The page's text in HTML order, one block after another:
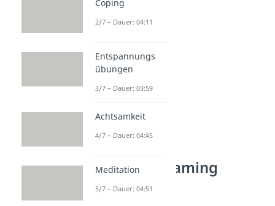
reflektiert
Wo wird Reframing
verwendet?
Coping
2/7 – Dauer: 04:11
Entspannungs
übungen
3/7 – Dauer: 03:59
Achtsamkeit
4/7 – Dauer: 04:45
Meditation
5/7 – Dauer: 04:51